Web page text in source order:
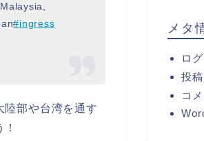
#ingress
陸部や台湾を通す
メタ
ロ
投
コ